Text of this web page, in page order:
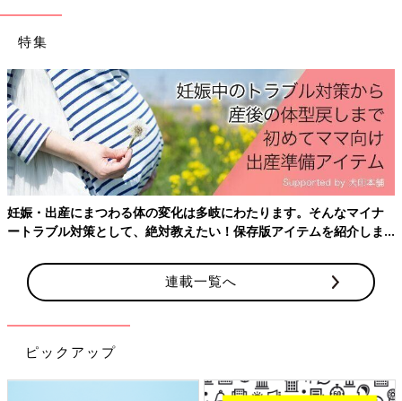
ラムの投稿からご紹介します。お店でもぜひチ
ェックしてみてくださいね！
ローソンで今続々と発売されているいちごのパンをご紹介しまし
た。ぜひ、一度お試ししてみてくださいね。
(文：まり)
※記事内容でご紹介している投稿、リンク先は、削除される場合
があります。あらかじめご了承ください。
※記事の内容は記載当時の情報であり、現在と異なる場合があり
特集
妊娠・出産にまつわる体の変化は多岐にわたります。そんなマイナ
ートラブル対策として、絶対教えたい！保存版アイテムを紹介しま
連載一覧へ
ピックアップ